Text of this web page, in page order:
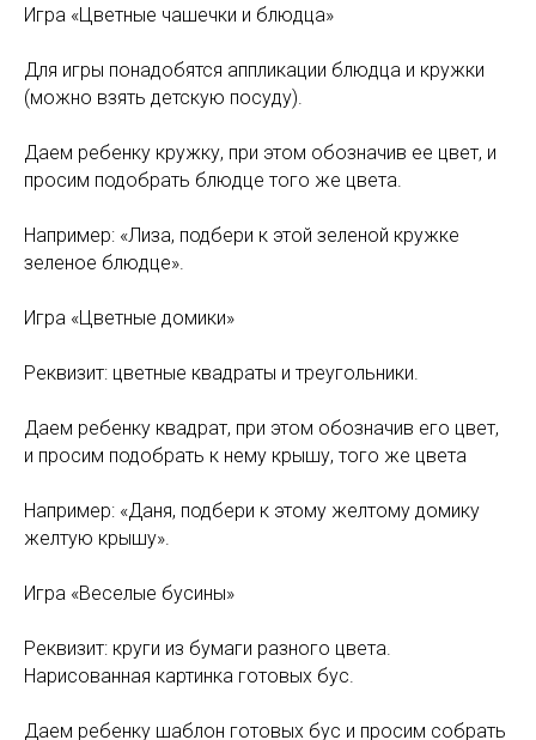
Игра «Цветные чашечки и блюдца»
Для игры понадобятся аппликации блюдца и кружки
(можно взять детскую посуду).
Даем ребенку кружку, при этом обозначив ее цвет, и
просим подобрать блюдце того же цвета.
Например: «Лиза, подбери к этой зеленой кружке
зеленое блюдце».
Игра «Цветные домики»
Реквизит: цветные квадраты и треугольники.
Даем ребенку квадрат, при этом обозначив его цвет,
и просим подобрать к нему крышу, того же цвета
Например: «Даня, подбери к этому желтому домику
желтую крышу».
Игра «Веселые бусины»
Реквизит: круги из бумаги разного цвета.
Нарисованная картинка готовых бус.
Даем ребенку шаблон готовых бус и просим собрать